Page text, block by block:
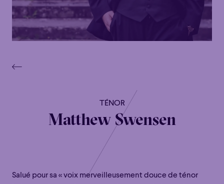
TÉNOR
Matthew Swensen
Salué pour sa « voix merveilleusement douce de ténor